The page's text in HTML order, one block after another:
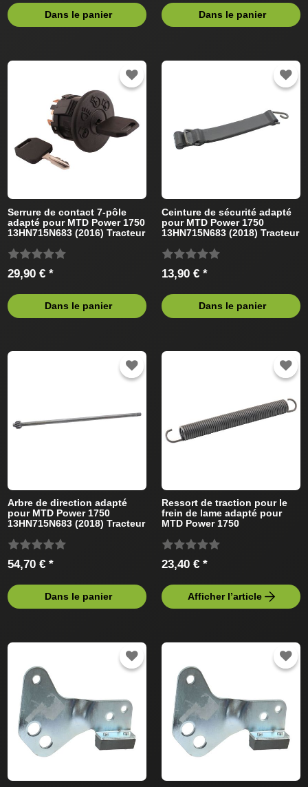
Dans le panier Dans le panier
Serrure de contact 7-pôle
adapté pour MTD Power 1750
13HN715N683 (2016) Tracteur
29,90 € *
Dans le panier
Ceinture de sécurité adapté
pour MTD Power 1750
13HN715N683 (2018) Tracteur
13,90 € *
Dans le panier
Arbre de direction adapté
pour MTD Power 1750
13HN715N683 (2018) Tracteur
54,70 € *
Dans le panier
Ressort de traction pour le
frein de lame adapté pour
MTD Power 1750
de pelouse
23,40 € *
Afficher l’article